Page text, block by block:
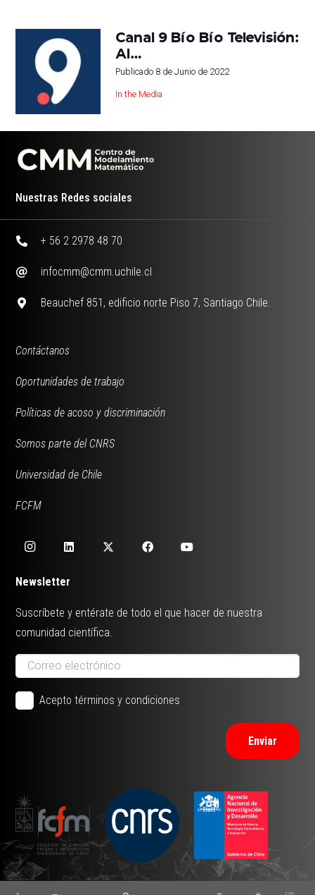
Canal 9 Bío Bío Televisión:
Al…
Publicado 8 de Junio de 2022
In the Media
Nuestras Redes sociales
+ 56 2 2978 48 70
infocmm@cmm.uchile.cl
Beauchef 851, edificio norte Piso 7, Santiago Chile.
Contáctanos
Oportunidades de trabajo
Políticas de acoso y discriminación
Somos parte del CNRS
Universidad de Chile
FCFM
Newsletter
Suscríbete y entérate de todo el que hacer de nuestra
comunidad científica.
Acepto términos y condiciones
Enviar